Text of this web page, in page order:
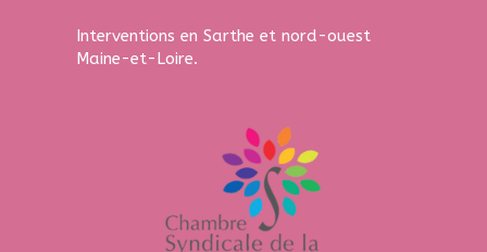
Interventions en Sarthe et nord-ouest
Maine-et-Loire.